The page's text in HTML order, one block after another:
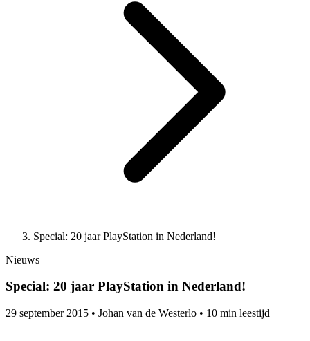
Special: 20 jaar PlayStation in Nederland!
Nieuws
Special: 20 jaar PlayStation in Nederland!
29 september 2015 • Johan van de Westerlo • 10 min leestijd